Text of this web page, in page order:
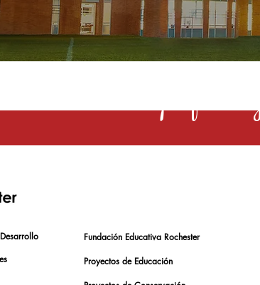
es una profesión
Fundación Educativa Rochester
Proyectos de Educación